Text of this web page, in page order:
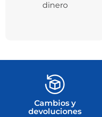
dinero
Cambios y
devoluciones